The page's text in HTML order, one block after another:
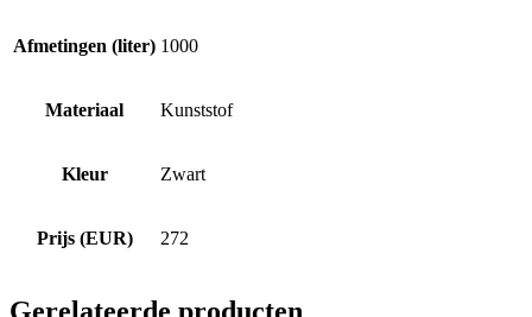
Afmetingen (liter) 1000
Materiaal Kunststof
Kleur Zwart
Prijs (EUR) 272
Gerelateerde producten